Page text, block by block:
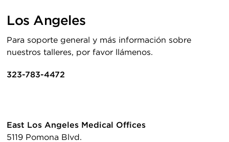
Los Angeles
Para soporte general y más información sobre
nuestros talleres, por favor llámenos.
323-783-4472
East Los Angeles Medical Offices
5119 Pomona Blvd.